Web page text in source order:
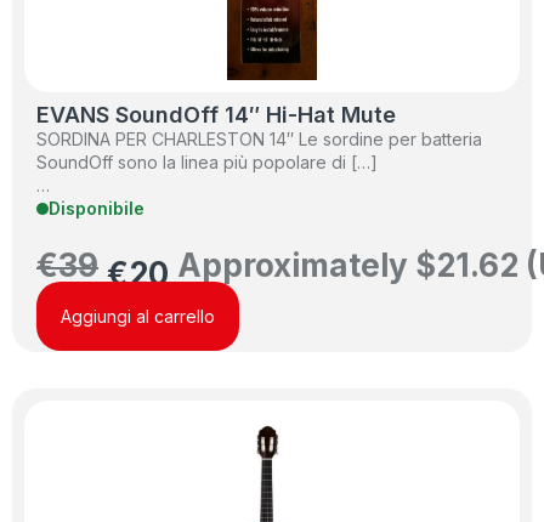
EVANS SoundOff 14″ Hi-Hat Mute
SORDINA PER CHARLESTON 14″ Le sordine per batteria
SoundOff sono la linea più popolare di […]
…
Disponibile
€39 €20 Approximately $21.62
Aggiungi al carrello